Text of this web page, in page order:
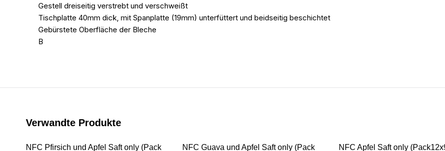
Gestell dreiseitig verstrebt und verschweißt
Tischplatte 40mm dick, mit Spanplatte (19mm) unterfüttert und beidseitig beschichtet
Gebürstete Oberfläche der Bleche
B
Verwandte Produkte
NFC Pfirsich und Apfel Saft only (Pack
NFC Guava und Apfel Saft only (Pack
NFC Apfel Saft only